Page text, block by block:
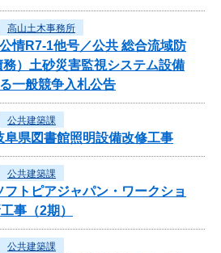
高山土木事務所
情R7-1他号／公共 総合流域防
）土砂災害監視システム設備
一般競争入札公告
公共建築課
阜県図書館照明設備改修工事
公共建築課
フトピアジャパン・ワークショ
事（2期）
公共建築課